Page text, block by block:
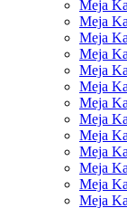
Meja
Meja
Meja
Meja
Meja
Meja
Meja
Meja
Meja
Meja
Meja
Meja
Meja